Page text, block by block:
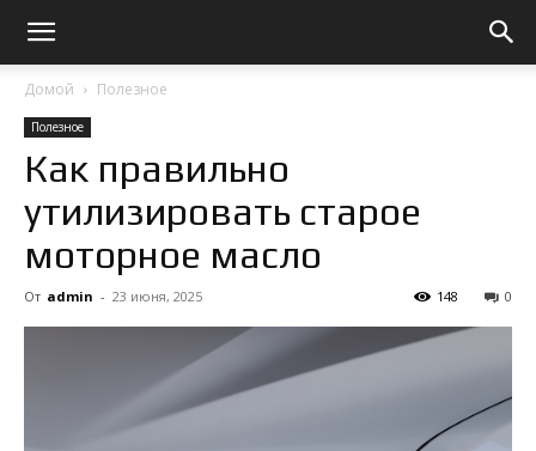
Домой Полезное
Полезное
Как правильно
утилизировать старое
моторное масло
От admin - 23 июня, 2025 0
148